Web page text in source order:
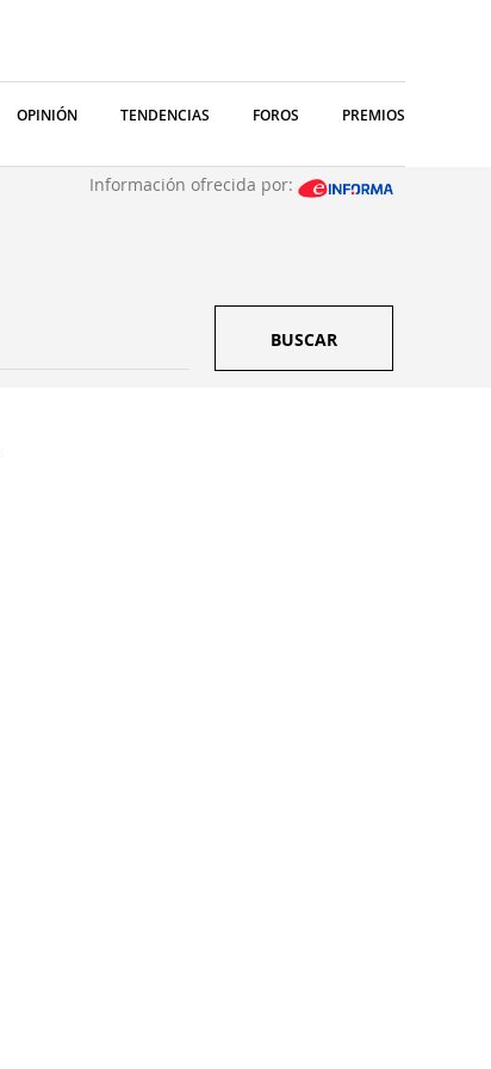
OPINIÓN TENDENCIAS FOROS PREMIOS
Información ofrecida por:
BUSCAR